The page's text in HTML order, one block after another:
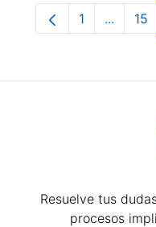
Página
1 ... 15
Resuelve tus
procesos